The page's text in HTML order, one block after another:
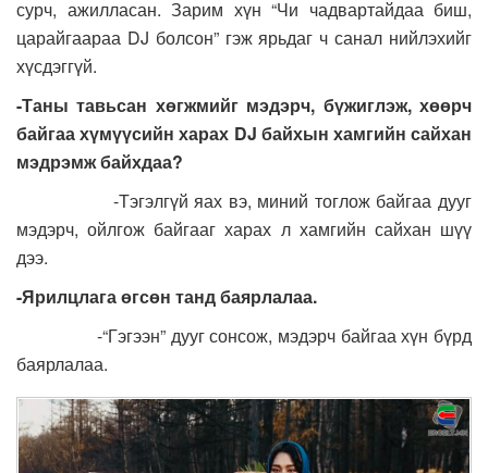
сурч, ажилласан. Зарим хүн “Чи чадвартайдаа биш,
царайгаараа DJ болсон” гэж ярьдаг ч санал нийлэхийг
хүсдэггүй.
-Таны тавьсан хөгжмийг мэдэрч, бүжиглэж, хөөрч
байгаа хүмүүсийн харах DJ байхын хамгийн сайхан
мэдрэмж байхдаа?
-Тэгэлгүй яах вэ, миний тоглож байгаа дууг
мэдэрч, ойлгож байгааг харах л хамгийн сайхан шүү
дээ.
-Ярилцлага өгсөн танд баярлалаа.
-“Гэгээн” дууг сонсож, мэдэрч байгаа хүн бүрд
баярлалаа.